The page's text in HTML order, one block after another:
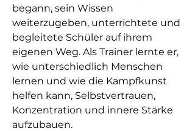
begann, sein Wissen
weiterzugeben, unterrichtete und
begleitete Schüler auf ihrem
eigenen Weg. Als Trainer lernte er,
wie unterschiedlich Menschen
lernen und wie die Kampfkunst
helfen kann, Selbstvertrauen,
Konzentration und innere Stärke
aufzubauen.